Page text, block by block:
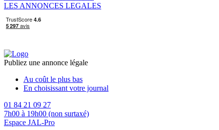
LES ANNONCES LEGALES
Publiez une annonce légale
Au coût le plus bas
En choisissant votre journal
01 84 21 09 27
7h00 à 19h00 (non surtaxé)
Espace JAL-Pro